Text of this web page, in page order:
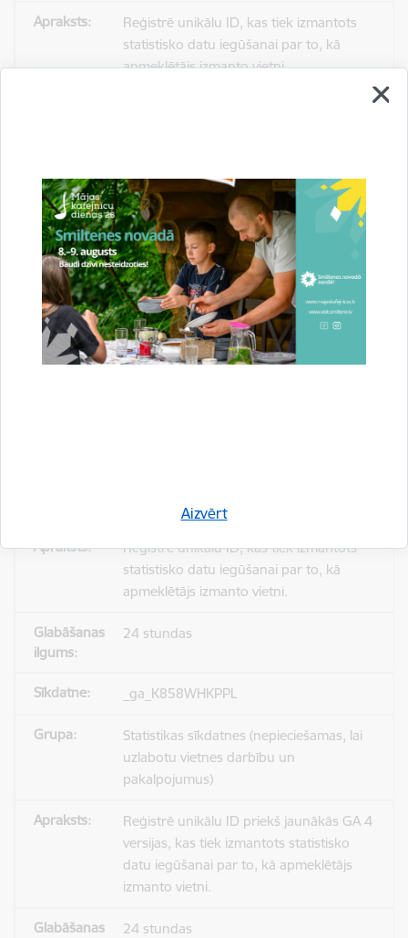
Aizvērt
Reģistrē unikālu ID, kas tiek izmantots
statistisko datu iegūšanai par to, kā
apmeklētājs izmanto vietni.
Statistikas sīkdatnes (nepieciešamas, lai
uzlabotu vietnes darbību un
pakalpojumus)
Izmanto Google Analytics, lai samazinātu
pieprasījuma līmeni.
1 minūte
pakalpojumus)
Reģistrē unikālu ID, kas tiek izmantots
statistisko datu iegūšanai par to, kā
apmeklētājs izmanto vietni.
24 stundas
_ga_K858WHKPPL
Statistikas sīkdatnes (nepieciešamas, lai
uzlabotu vietnes darbību un
pakalpojumus)
Reģistrē unikālu ID priekš jaunākās GA 4
versijas, kas tiek izmantots statistisko
datu iegūšanai par to, kā apmeklētājs
izmanto vietni.
24 stundas